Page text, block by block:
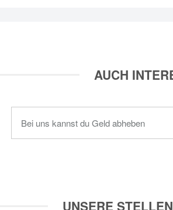
AUCH
Bei uns kannst du Geld abheben
UNSERE